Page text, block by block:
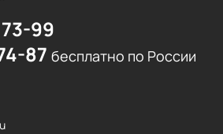
99
87 бесплатно по России